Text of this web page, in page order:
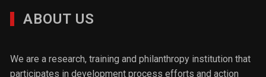
ABOUT US
We are a research, training and philanthropy institution that
participates in development process efforts and action